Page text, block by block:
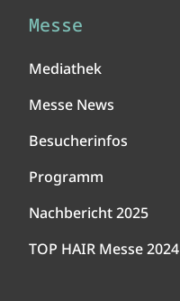
Messe
Mediathek
Messe News
Besucherinfos
Programm
Nachbericht 2025
TOP HAIR Messe 2024